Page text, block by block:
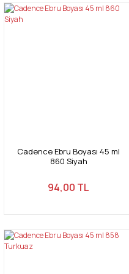
Cadence Ebru Boyası 45 ml
860 Siyah
94,00 TL